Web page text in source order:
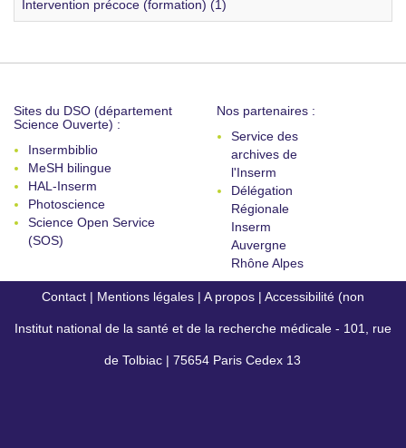
Intervention précoce (formation) (1)
Sites du DSO (département
Science Ouverte) :
Insermbiblio
MeSH bilingue
HAL-Inserm
Photoscience
Science Open Service
(SOS)
Nos partenaires :
Service des
archives de
l'Inserm
Délégation
Régionale
Inserm
Auvergne
Rhône Alpes
Contact | Mentions légales | A propos | Accessibilité (non
conforme)
Institut national de la santé et de la recherche médicale - 101, rue
de Tolbiac | 75654 Paris Cedex 13